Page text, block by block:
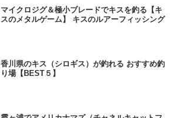
マイクロジグ＆極小ブレードでキスを釣る【キ
スのメタルゲーム】 キスのルアーフィッシング
香川県のキス（シロギス）が釣れる おすすめ釣
り場【BEST５】